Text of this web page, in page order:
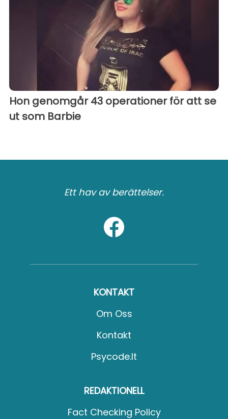
Hon genomgår 43 operationer för att se
ut som Barbie
Ett hav av berättelser.
KONTAKT
Om Oss
Kontakt
Psycode.it
REDAKTIONELL
Fact Checking Policy